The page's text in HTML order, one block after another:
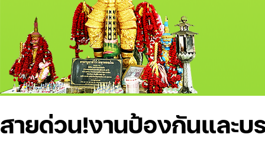
สายด่วน!งานป้องกันและบ